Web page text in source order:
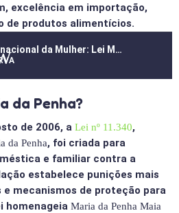
excelência em importação,
de produtos alimentícios.
Dia internacional da Mulher: Lei Maria da Penha, Proteção e Desafios na Luta Contra a Violência Doméstica
da Penha?
de 2006, a Lei nº 11.340,
da Penha, foi criada para
e familiar contra a
estabelece punições mais
e mecanismos de proteção para
homenageia Maria da Penha Maia